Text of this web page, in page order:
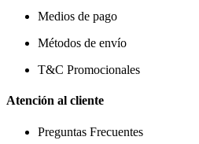
Medios de pago
Métodos de envío
T&C Promocionales
Atención al cliente
Preguntas Frecuentes